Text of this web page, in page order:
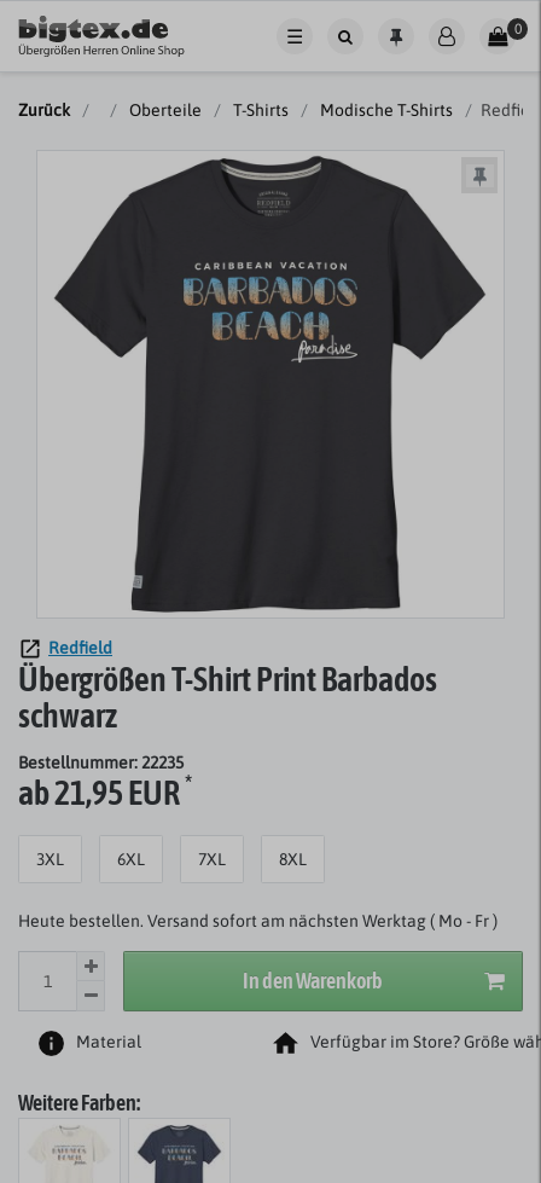
☰ 0
Zurück Oberteile T-Shirts Modische T-Shirts
Redfield
Übergrößen T-Shirt Print Barbados
schwarz
Bestellnummer: 22235
ab 21,95 EUR*
3XL 6XL 7XL 8XL
Heute bestellen. Versand sofort am nächsten Werktag ( Mo - Fr )
In den Warenkorb
Material Verfügbar im Store? Größe
Weitere Farben: